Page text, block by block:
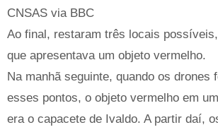
CNSAS via BBC
Ao final, restaram três locais
que apresentava um objeto vermelho.
Na manhã seguinte, quando os drones
esses pontos, o objeto vermelho em
era o capacete de Ivaldo. A partir daí,